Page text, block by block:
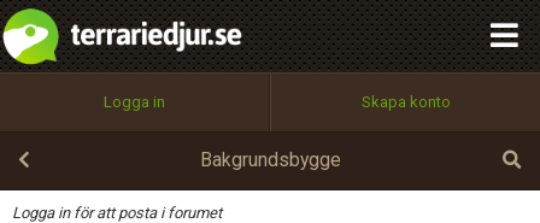
Logga in Skapa konto
Bakgrundsbygge
Logga in för att posta i forumet
Infoga
Utför
100%
OK
integritetspolicy
Namn:
Epost:
Begär nytt lösenord
Tillbaka till förstasidan